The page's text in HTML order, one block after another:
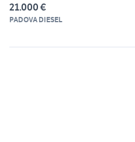
21.000 €
PADOVA DIESEL